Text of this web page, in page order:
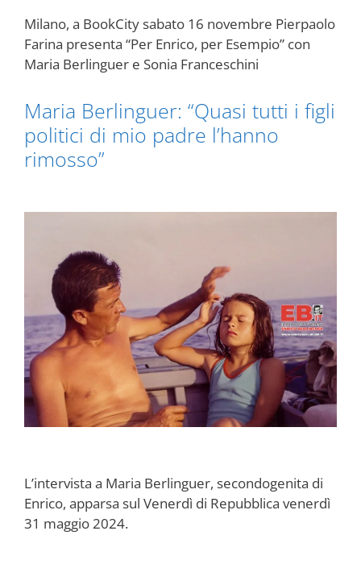
Milano, a BookCity sabato 16 novembre Pierpaolo
Farina presenta “Per Enrico, per Esempio” con
Maria Berlinguer e Sonia Franceschini
Maria Berlinguer: “Quasi tutti i figli
politici di mio padre l’hanno
rimosso”
L’intervista a Maria Berlinguer, secondogenita di
Enrico, apparsa sul Venerdì di Repubblica venerdì
31 maggio 2024.